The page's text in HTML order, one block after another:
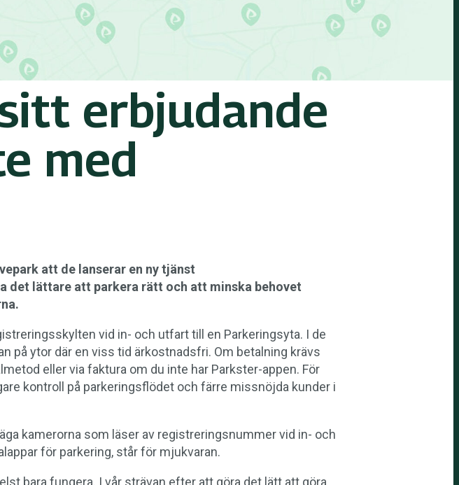
erbjudande
med
att de lanserar en ny tjänst
det lättare att parkera rätt och att minska behovet
vid in- och utfart till en Parkeringsyta. I de
på ytor där en viss tid ärkostnadsfri. Om betalning krävs
eller via faktura om du inte har Parkster-appen. För
kontroll på parkeringsflödet och färre missnöjda kunder i
kamerorna som läser av registreringsnummer vid in- och
för parkering, står för mjukvaran.
bara fungera. I vår strävan efter att göra det lätt att göra